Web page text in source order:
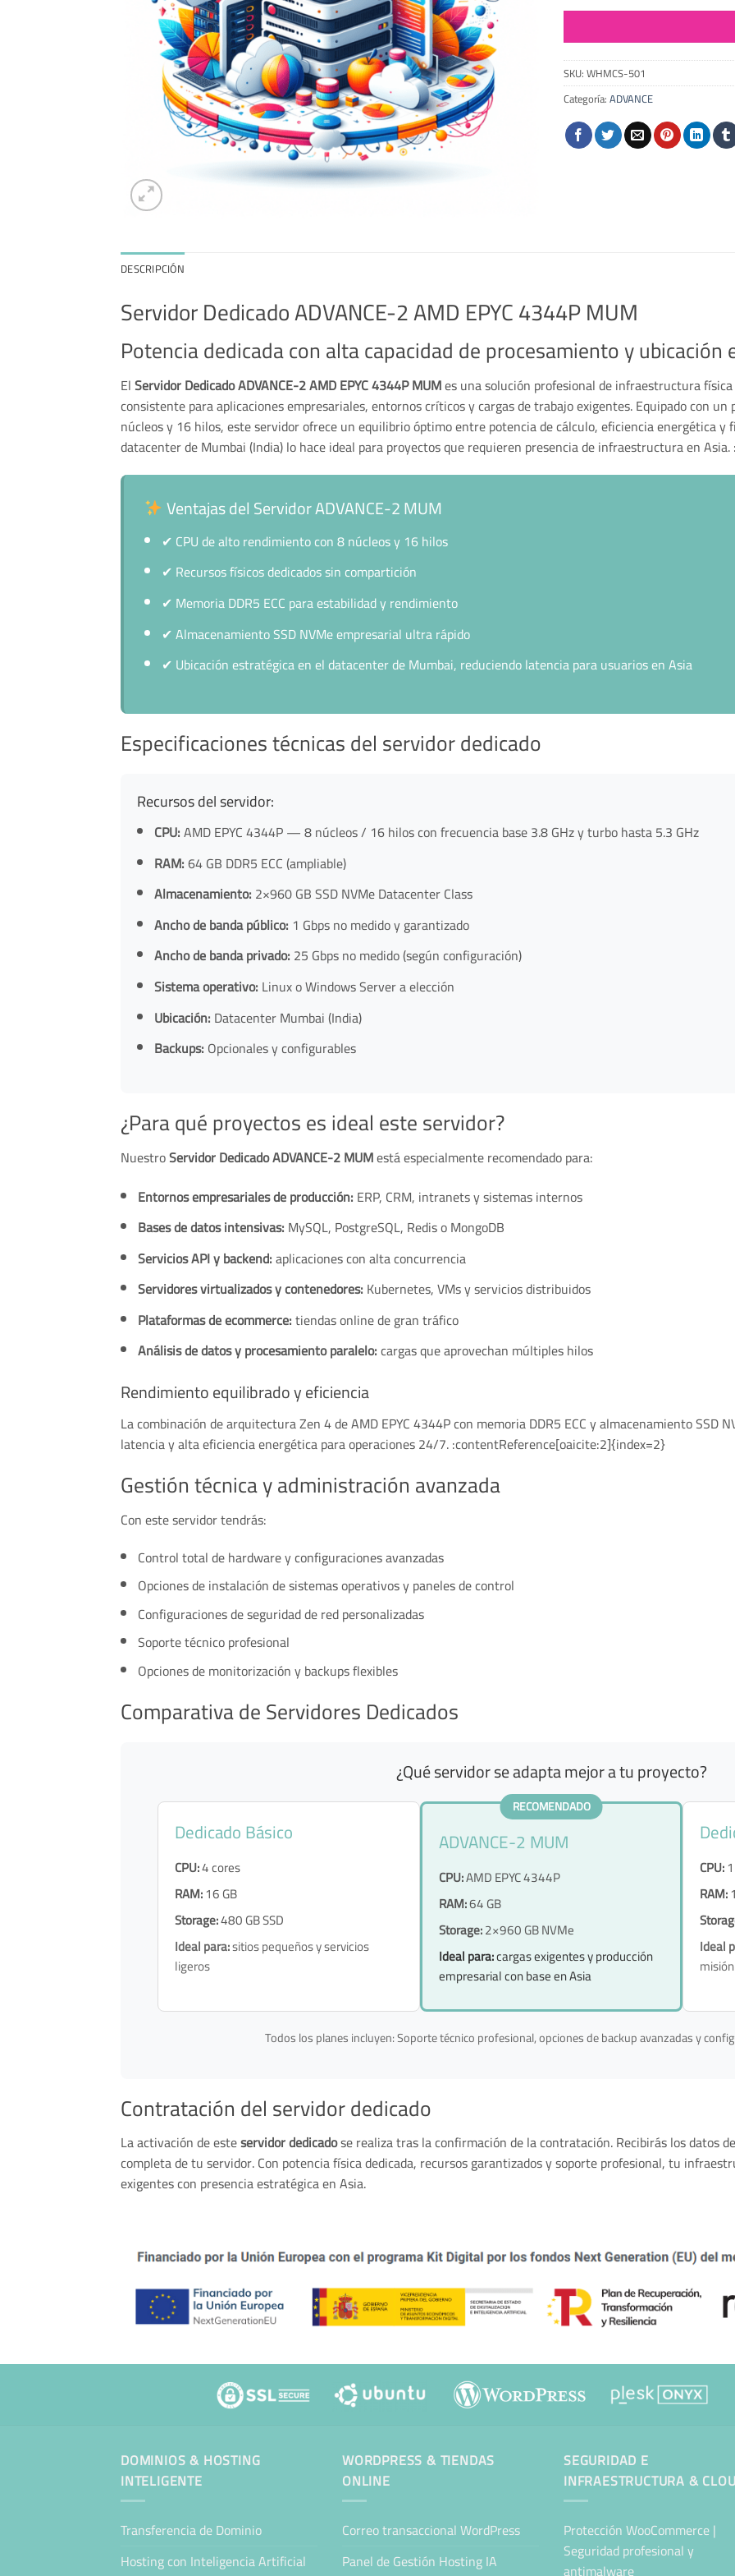
SKU:WHMCS-501
Categoría:ADVANCE
DESCRIPCIÓN
Servidor Dedicado ADVANCE-2 AMD EPYC 4344P MUM
Potencia dedicada con alta capacidad de procesamiento y
ElServidor Dedicado ADVANCE-2 AMD EPYC 4344P MUMes una solución profesional de infraestructura
consistente para aplicaciones empresariales, entornos críticos y cargas de trabajo exigentes. Equipado con un
núcleos y 16 hilos, este servidor ofrece un equilibrio óptimo entre potencia de cálculo, eficiencia energética y
datacenter de Mumbai (India) lo hace ideal para proyectos que requieren presencia de infraestructura en
Ventajas del Servidor ADVANCE-2 MUM
✔ CPU de alto rendimiento con 8 núcleos y 16 hilos
✔ Recursos físicos dedicados sin compartición
✔ Memoria DDR5 ECC para estabilidad y rendimiento
✔Almacenamiento SSD NVMe empresarial ultra rápido
✔ Ubicación estratégica en el datacenter de Mumbai, reduciendo latencia para usuarios en Asia
Especificaciones técnicas del servidor dedicado
Recursos del servidor:
CPU:AMD EPYC 4344P — 8 núcleos / 16 hilos con frecuencia base 3.8 GHz y turbo hasta 5.3 GHz
RAM:64 GB DDR5 ECC (ampliable)
Almacenamiento: 2×960 GB SSD NVMe Datacenter Class
Ancho de banda público: 1 Gbps no medido y garantizado
Ancho de banda privado: 25 Gbps no medido (según configuración)
Sistema operativo: Linux o Windows Server a elección
Ubicación: Datacenter Mumbai (India)
Backups: Opcionales y configurables
¿Para qué proyectos es ideal este servidor?
NuestroServidor Dedicado ADVANCE-2 MUMestá especialmente recomendado para:
Entornos empresariales de producción: ERP, CRM, intranets y sistemas internos
Bases de datos intensivas: MySQL, PostgreSQL, Redis o MongoDB
Servicios API y backend:aplicaciones con alta concurrencia
Servidores virtualizados y contenedores: Kubernetes, VMs y servicios distribuidos
Plataformas de ecommerce:tiendas online de gran tráfico
Análisis de datos y procesamiento paralelo:cargas que aprovechan múltiples hilos
Rendimiento equilibrado y eficiencia
La combinación de arquitectura Zen 4 de AMD EPYC 4344P con memoria DDR5 ECC y almacenamiento SSD
latencia y alta eficiencia energética para operaciones 24/7. :contentReference[oaicite:2]{index=2}
Gestión técnica y administración avanzada
Con este servidor tendrás:
Control total de hardware y configuraciones avanzadas
Opciones de instalación de sistemas operativos y paneles de control
Configuraciones de seguridad de red personalizadas
Soporte técnico profesional
Opciones de monitorización y backups flexibles
Comparativa de Servidores Dedicados
¿Qué servidor se adapta mejor a tu proyecto?
Dedicado Básico
CPU:4 cores
RAM:16 GB
Storage:480 GB SSD
Ideal para:sitios pequeños y servicios
ligeros
RECOMENDADO
ADVANCE-2 MUM
CPU:AMD EPYC 4344P
RAM:64 GB
Storage:2×960 GB NVMe
Ideal para:cargas exigentes y producción
empresarial con base en Asia
CPU:
RAM:
Ideal
Todos los planes incluyen: Soporte técnico profesional, opciones de backup avanzadas y
Contratación del servidor dedicado
La activación de esteservidor dedicadose realiza tras la confirmación de la contratación. Recibirás los datos
completa de tu servidor. Con potencia física dedicada, recursos garantizados y soporte profesional, tu
exigentes con presencia estratégica en Asia.
DOMINIOS & HOSTING
INTELIGENTE
Transferencia de Dominio
Hosting con Inteligencia Artificial
WORDPRESS & TIENDAS
ONLINE
Correo transaccional WordPress
Panel de Gestión Hosting IA
SEGURIDAD E
INFRAESTRUCTURA &
Protección WooCommerce |
Seguridad profesional y